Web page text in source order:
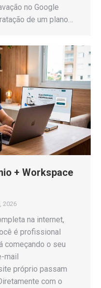
no Google
de um plano…
+ Workspace
2026
na internet,
é profissional
começando o seu
mail
próprio passam
com o